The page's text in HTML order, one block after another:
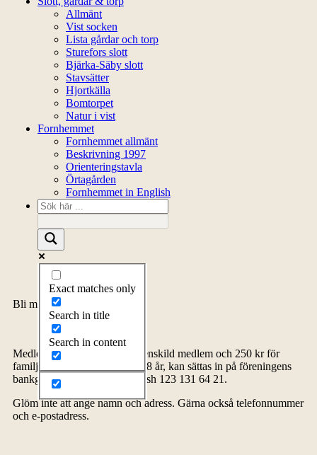
Allmänt
Vist socken
Lista gårdar och torp
Sturefors slott
Bjärka-Säby slott
Stavsätter
Hjortkälla
Bomtorpet
Natur i vist
Fornhemmet
Fornhemmet allmänt
Beskrivning 1997
Orienteringstavla
Örtagården
Fornhemmet in English
Exact matches only
Search in title
Search in content
Bli medlem
Medlemsavgiften, 150 kr för enskild medlem och 250 kr för
familj inklusive barn upp till 18 år, kan sättas in på föreningens
bankgiro 5278-4576 eller Swish 123 131 64 21.
Glöm inte att ange namn och adress. Gärna också telefonnummer
och e-postadress.